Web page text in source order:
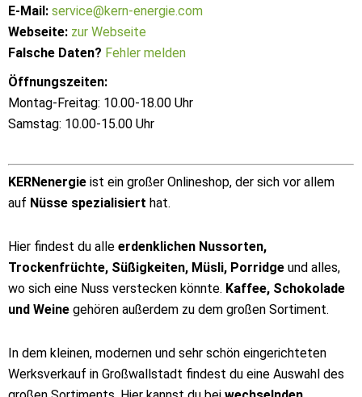
E-Mail: service@kern-energie.com
Webseite: zur Webseite
Falsche Daten? Fehler melden
Öffnungszeiten:
Montag-Freitag: 10.00-18.00 Uhr
Samstag: 10.00-15.00 Uhr
KERNenergie ist ein großer Onlineshop, der sich vor allem
auf Nüsse spezialisiert hat.
Hier findest du alle erdenklichen Nussorten,
Trockenfrüchte, Süßigkeiten, Müsli, Porridge und alles,
wo sich eine Nuss verstecken könnte. Kaffee, Schokolade
und Weine gehören außerdem zu dem großen Sortiment.
In dem kleinen, modernen und sehr schön eingerichteten
Werksverkauf in Großwallstadt findest du eine Auswahl des